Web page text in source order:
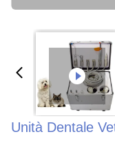
Unità Dentale